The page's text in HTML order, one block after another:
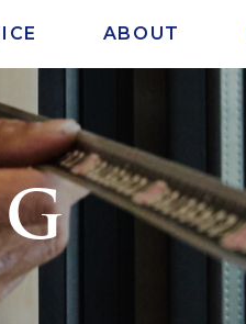
ABOUT